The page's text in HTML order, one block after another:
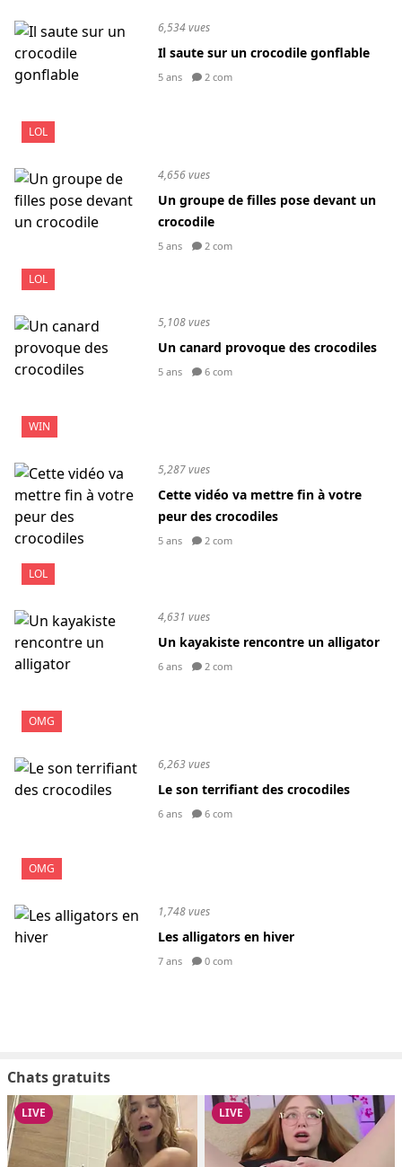
LOL
6,534 vues
Il saute sur un crocodile gonflable
5 ans 2 com
LOL
4,656 vues
Un groupe de filles pose devant un
crocodile
5 ans 2 com
WIN
5,108 vues
Un canard provoque des crocodiles
5 ans 6 com
LOL
5,287 vues
Cette vidéo va mettre fin à votre
peur des crocodiles
5 ans 2 com
OMG
4,631 vues
Un kayakiste rencontre un alligator
6 ans 2 com
OMG
6,263 vues
Le son terrifiant des crocodiles
6 ans 6 com
1,748 vues
Les alligators en hiver
7 ans 0 com
Chats gratuits